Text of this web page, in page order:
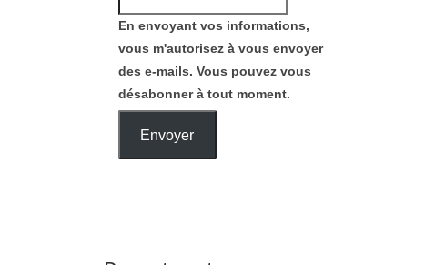
En envoyant vos informations,
vous m'autorisez à vous envoyer
des e-mails. Vous pouvez vous
désabonner à tout moment.
Envoyer